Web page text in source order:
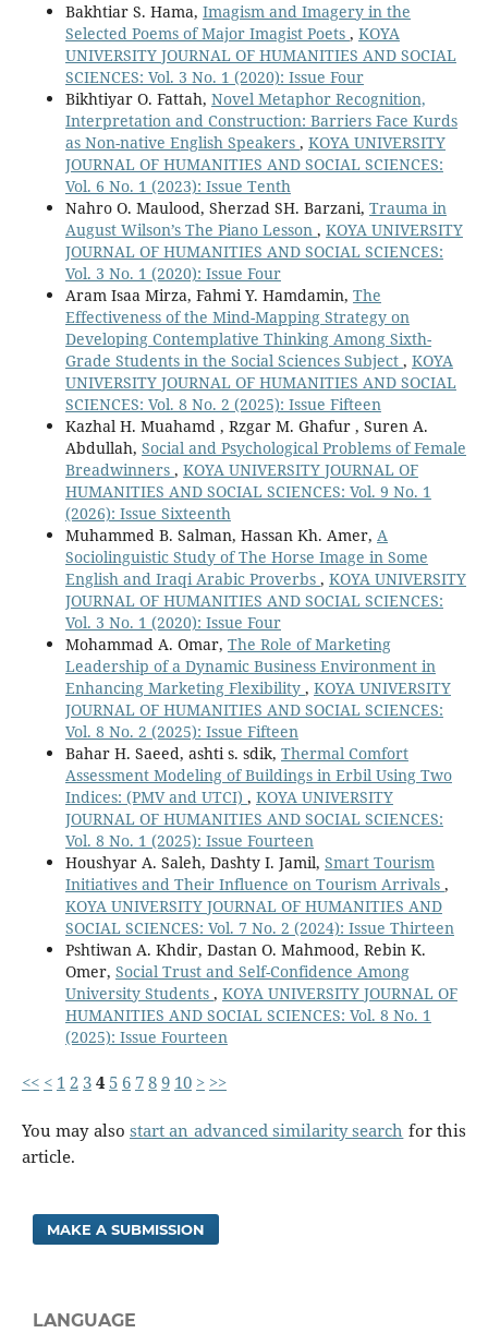
Bakhtiar S. Hama, Imagism and Imagery in the
Selected Poems of Major Imagist Poets , KOYA
UNIVERSITY JOURNAL OF HUMANITIES AND SOCIAL
SCIENCES: Vol. 3 No. 1 (2020): Issue Four
Bikhtiyar O. Fattah, Novel Metaphor Recognition,
Interpretation and Construction: Barriers Face Kurds
as Non-native English Speakers , KOYA UNIVERSITY
JOURNAL OF HUMANITIES AND SOCIAL SCIENCES:
Vol. 6 No. 1 (2023): Issue Tenth
Nahro O. Maulood, Sherzad SH. Barzani, Trauma in
August Wilson’s The Piano Lesson , KOYA UNIVERSITY
JOURNAL OF HUMANITIES AND SOCIAL SCIENCES:
Vol. 3 No. 1 (2020): Issue Four
Aram Isaa Mirza, Fahmi Y. Hamdamin, The
Effectiveness of the Mind-Mapping Strategy on
Developing Contemplative Thinking Among Sixth-
Grade Students in the Social Sciences Subject , KOYA
UNIVERSITY JOURNAL OF HUMANITIES AND SOCIAL
SCIENCES: Vol. 8 No. 2 (2025): Issue Fifteen
Kazhal H. Muahamd , Rzgar M. Ghafur , Suren A.
Abdullah, Social and Psychological Problems of Female
Breadwinners , KOYA UNIVERSITY JOURNAL OF
HUMANITIES AND SOCIAL SCIENCES: Vol. 9 No. 1
(2026): Issue Sixteenth
Muhammed B. Salman, Hassan Kh. Amer, A
Sociolinguistic Study of The Horse Image in Some
English and Iraqi Arabic Proverbs , KOYA UNIVERSITY
JOURNAL OF HUMANITIES AND SOCIAL SCIENCES:
Vol. 3 No. 1 (2020): Issue Four
Mohammad A. Omar, The Role of Marketing
Leadership of a Dynamic Business Environment in
Enhancing Marketing Flexibility , KOYA UNIVERSITY
JOURNAL OF HUMANITIES AND SOCIAL SCIENCES:
Vol. 8 No. 2 (2025): Issue Fifteen
Bahar H. Saeed, ashti s. sdik, Thermal Comfort
Assessment Modeling of Buildings in Erbil Using Two
Indices: (PMV and UTCI) , KOYA UNIVERSITY
JOURNAL OF HUMANITIES AND SOCIAL SCIENCES:
Vol. 8 No. 1 (2025): Issue Fourteen
Houshyar A. Saleh, Dashty I. Jamil, Smart Tourism
Initiatives and Their Influence on Tourism Arrivals ,
KOYA UNIVERSITY JOURNAL OF HUMANITIES AND
SOCIAL SCIENCES: Vol. 7 No. 2 (2024): Issue Thirteen
Pshtiwan A. Khdir, Dastan O. Mahmood, Rebin K.
Omer, Social Trust and Self-Confidence Among
University Students , KOYA UNIVERSITY JOURNAL OF
HUMANITIES AND SOCIAL SCIENCES: Vol. 8 No. 1
(2025): Issue Fourteen
<< < 1 2 34 5 6 789 10 > >>
You may also start an advanced similarity search for this
article.
MAKE A SUBMISSION
LANGUAGE